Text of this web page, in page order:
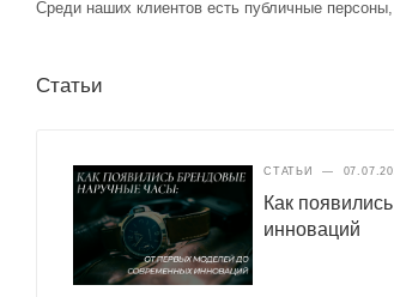
Среди наших клиентов есть публичные
Статьи
СТАТЬИ —
Как
инноваций